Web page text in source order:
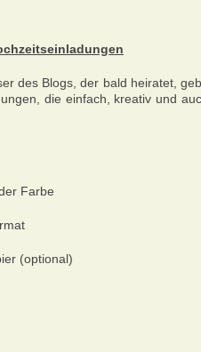
des Blogs, der bald heiratet,
die einfach, kreativ und
Farbe
(optional)